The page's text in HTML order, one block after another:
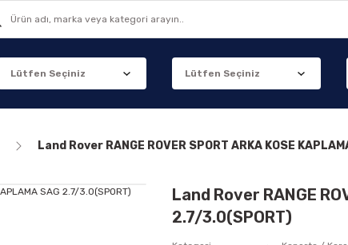
Land Rover RANGE ROVER SPORT ARKA KOSE
Land Rover RANGE
2.7/3.0(SPORT)